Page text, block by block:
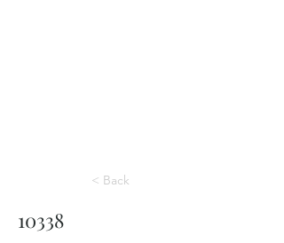
< Back
10338